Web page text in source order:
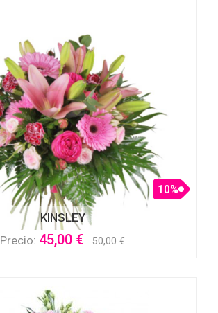
KINSLEY
10%
Precio: 45,00 € 50,00 €